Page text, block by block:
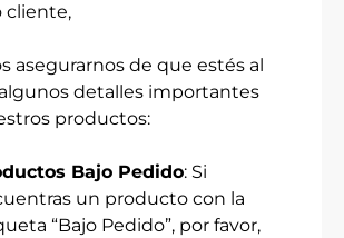
cliente,
asegurarnos de que estés al
detalles importantes
productos:
Bajo Pedido: Si
un producto con la
“Bajo Pedido”, por favor,